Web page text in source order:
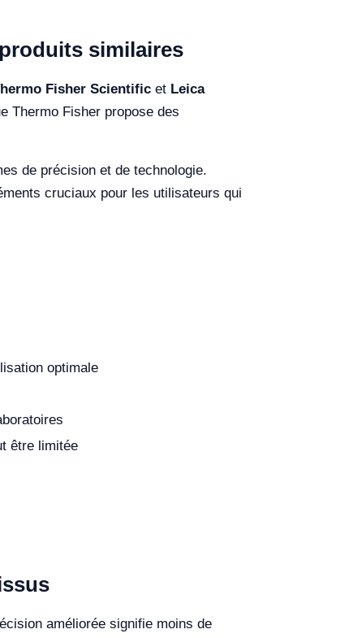
similaires
Fisher Scientific et Leica
Thermo Fisher propose des
de précision et de technologie.
cruciaux pour les utilisateurs qui
optimale
être limitée
améliorée signifie moins de